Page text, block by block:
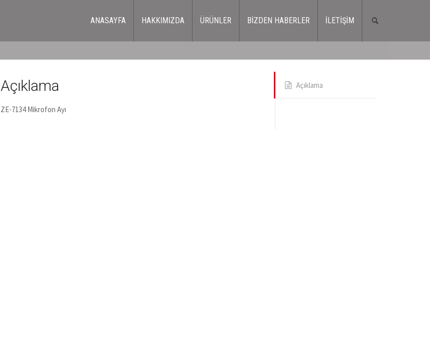
ANASAYFA HAKKIMIZDA ÜRÜNLER BİZDEN HABERLER İLETİŞİM
Açıklama
Açıklama
ZE-7134 Mikrofon Ayı